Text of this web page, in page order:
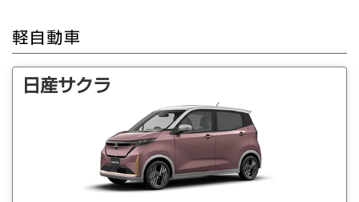
軽自動車
日産サクラ